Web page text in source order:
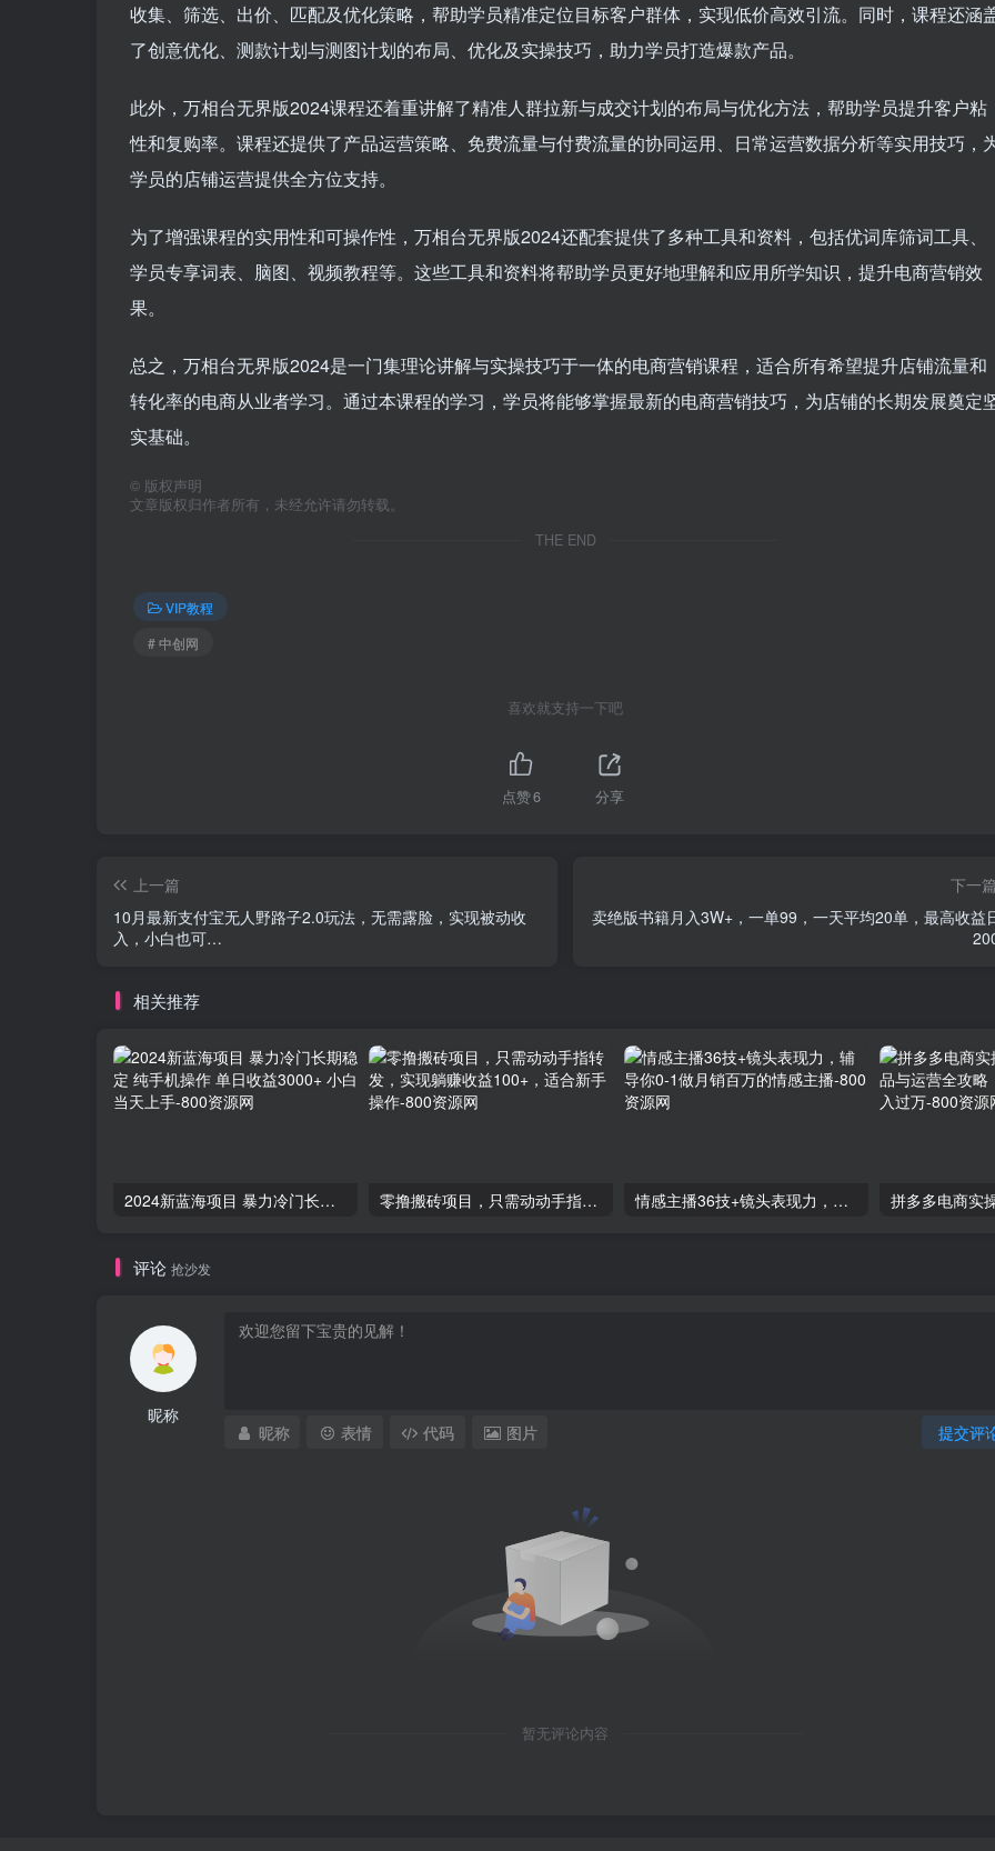
收集、筛选、出价、匹配及优化策略，帮助学员精准定位目标客户群体，实现低价高效引流。同时，课程还涵
了创意优化、测款计划与测图计划的布局、优化及实操技巧，助力学员打造爆款产品。
此外，万相台无界版2024课程还着重讲解了精准人群拉新与成交计划的布局与优化方法，帮助学员提升客户粘
性和复购率。课程还提供了产品运营策略、免费流量与付费流量的协同运用、日常运营数据分析等实用技巧，
学员的店铺运营提供全方位支持。
为了增强课程的实用性和可操作性，万相台无界版2024还配套提供了多种工具和资料，包括优词库筛词工具、
学员专享词表、脑图、视频教程等。这些工具和资料将帮助学员更好地理解和应用所学知识，提升电商营销效
果。
总之，万相台无界版2024是一门集理论讲解与实操技巧于一体的电商营销课程，适合所有希望提升店铺流量和
转化率的电商从业者学习。通过本课程的学习，学员将能够掌握最新的电商营销技巧，为店铺的长期发展奠定
实基础。
© 版权声明
文章版权归作者所有，未经允许请勿转载。
THE END
VIP教程
# 中创网
喜欢就支持一下吧
点赞6 分享
上一篇
10月最新支付宝无人野路子2.0玩法，无需露脸，实现被动收
入，小白也可…
下一
卖绝版书籍月入3W+，一单99，一天平均20单，最高收益
相关推荐
2024新蓝海项目 暴力冷门长期稳定 纯手机操作 单日收益3000+ 小白当天上手 零撸搬砖项目，只需动动手指转发，实现躺赚收益100+，适合新手操作 情感主播36技+镜头表现力，辅导你0-1做月销百万的情感主播
评论 抢沙发
昵称
提交评
昵称 表情 代码 图片
暂无评论内容